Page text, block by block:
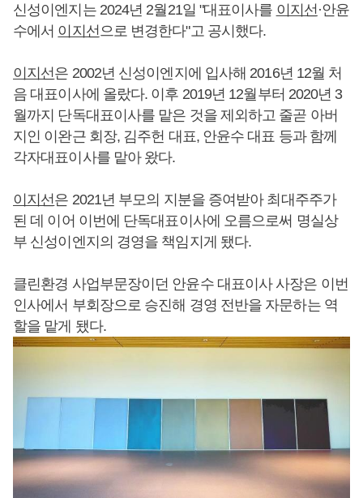
신성이엔지는 2024년 2월21일 "대표이사를 이지선 ·안윤
수에서 이지선 으로 변경한다"고 공시했다.
이지선은 2002년 신성이엔지에 입사해 2016년 12월 처
음 대표이사에 올랐다. 이후 2019년 12월부터 2020년 3
월까지 단독대표이사를 맡은 것을 제외하고 줄곧 아버
지인 이완근 회장, 김주헌 대표, 안윤수 대표 등과 함께
각자대표이사를 맡아 왔다.
이지선은 2021년 부모의 지분을 증여받아 최대주주가
된 데 이어 이번에 단독대표이사에 오름으로써 명실상
부 신성이엔지의 경영을 책임지게 됐다.
클린환경 사업부문장이던 안윤수 대표이사 사장은 이번
인사에서 부회장으로 승진해 경영 전반을 자문하는 역
할을 맡게 됐다.